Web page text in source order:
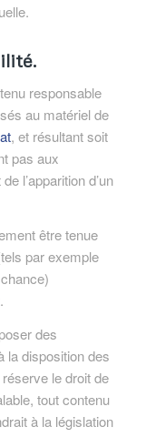
responsable
au matériel de
, et résultant soit
pas aux
l’apparition d’un
être tenue
par exemple
.
des
la disposition des
le droit de
tout contenu
à la législation